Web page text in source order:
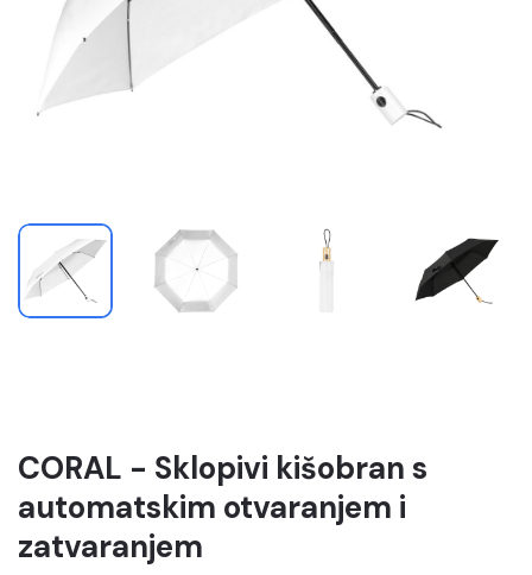
CORAL - Sklopivi kišobran s
automatskim otvaranjem i
zatvaranjem